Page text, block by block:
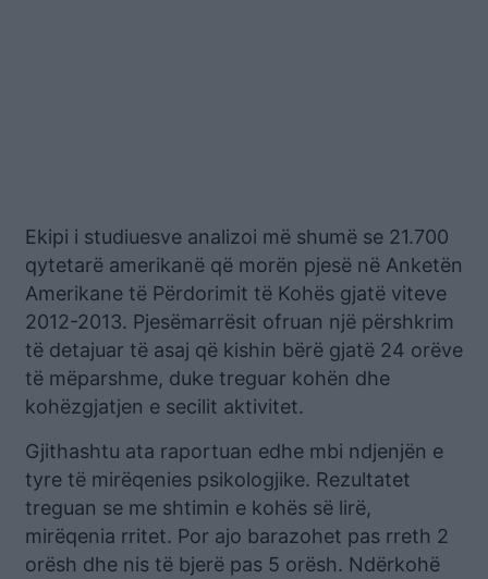
Ekipi i studiuesve analizoi më shumë se 21.700
qytetarë amerikanë që morën pjesë në Anketën
Amerikane të Përdorimit të Kohës gjatë viteve
2012-2013. Pjesëmarrësit ofruan një përshkrim
të detajuar të asaj që kishin bërë gjatë 24 orëve
të mëparshme, duke treguar kohën dhe
kohëzgjatjen e secilit aktivitet.
Gjithashtu ata raportuan edhe mbi ndjenjën e
tyre të mirëqenies psikologjike. Rezultatet
treguan se me shtimin e kohës së lirë,
mirëqenia rritet. Por ajo barazohet pas rreth 2
orësh dhe nis të bjerë pas 5 orësh. Ndërkohë